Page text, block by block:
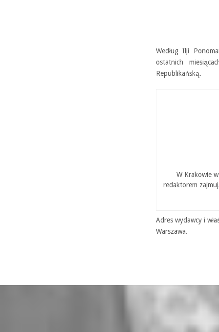
Według Ilji
ostatnich
Republikańską.
W Krakowie
redaktorem
Adres wydawcy i
Warszawa.